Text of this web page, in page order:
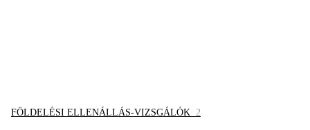
FÖLDELÉSI ELLENÁLLÁS-VIZSGÁLÓK 2